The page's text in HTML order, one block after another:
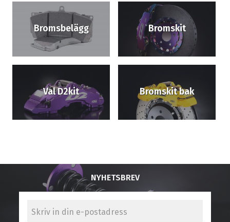
Bromsbelägg Bromskit
Val D2kit Bromskit bak
NYHETSBREV